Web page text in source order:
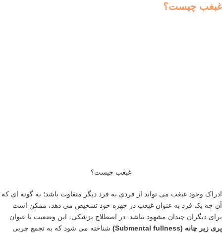
غبغب چیست؟
غبغب چیست؟
ادراک وجود غبغب می تواند از فردی به فرد دیگر متفاوت باشد؛ به گونه ای که
آن چه یک فرد به عنوان غبغب در چهره خود تشخیص می دهد، ممکن است
برای دیگران چندان مشهود نباشد. در اصطلاح پزشکی، این وضعیت با عنوان
پری زیر چانه (Submental fullness)
شناخته می شود که به تجمع چربی